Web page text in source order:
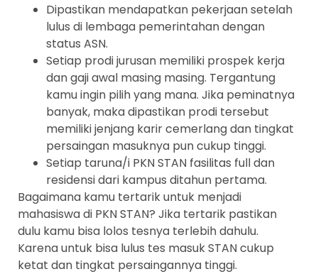
Dipastikan mendapatkan pekerjaan setelah
lulus di lembaga pemerintahan dengan
status ASN.
Setiap prodi jurusan memiliki prospek kerja
dan gaji awal masing masing. Tergantung
kamu ingin pilih yang mana. Jika peminatnya
banyak, maka dipastikan prodi tersebut
memiliki jenjang karir cemerlang dan tingkat
persaingan masuknya pun cukup tinggi.
Setiap taruna/i PKN STAN fasilitas full dan
residensi dari kampus ditahun pertama.
Bagaimana kamu tertarik untuk menjadi
mahasiswa di PKN STAN? Jika tertarik pastikan
dulu kamu bisa lolos tesnya terlebih dahulu.
Karena untuk bisa lulus tes masuk STAN cukup
ketat dan tingkat persaingannya tinggi.